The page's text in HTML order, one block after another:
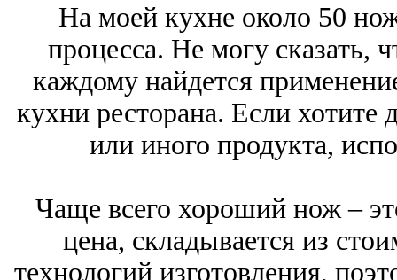
На моей кухне около 50
процесса. Не могу сказать,
каждому найдется
кухни ресторана. Если хотите
или иного продукта,
Чаще всего хороший нож –
цена, складывается из
технологий изготовления,